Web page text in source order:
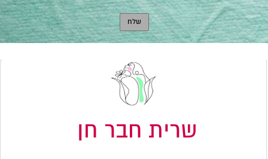
שרית חבר חן